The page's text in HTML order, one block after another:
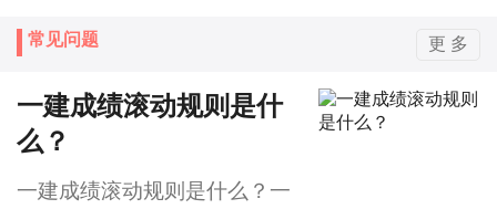
常见问题 更 多
一建成绩滚动规则是什
么？
一建成绩滚动规则是什么？一